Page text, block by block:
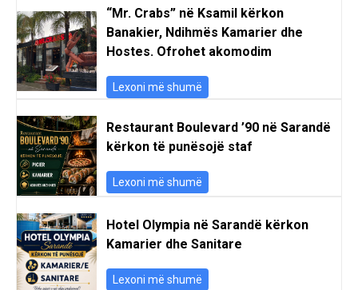
“Mr. Crabs” në Ksamil kërkon
Banakier, Ndihmës Kamarier dhe
Hostes. Ofrohet akomodim
Lexoni më shumë
Restaurant Boulevard ’90 në Sarandë
kërkon të punësojë staf
Lexoni më shumë
Hotel Olympia në Sarandë kërkon
Kamarier dhe Sanitare
Lexoni më shumë